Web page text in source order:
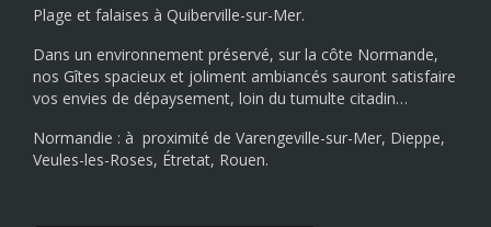
Plage et falaises à Quiberville-sur-Mer.
Dans un environnement préservé, sur la côte Normande,
nos Gîtes spacieux et joliment ambiancés sauront satisfaire
vos envies de dépaysement, loin du tumulte citadin…
Normandie : à proximité de Varengeville-sur-Mer, Dieppe,
Veules-les-Roses, Étretat, Rouen.